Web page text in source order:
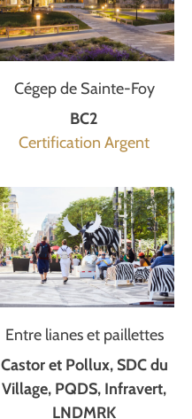
Cégep de Sainte-Foy
BC2
Certification Argent
Entre lianes et paillettes
Castor et Pollux, SDC du
Village, PQDS, Infravert,
LNDMRK